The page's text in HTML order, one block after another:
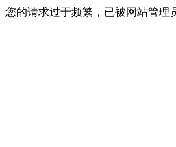
您的请求过于频繁，已被网站管理